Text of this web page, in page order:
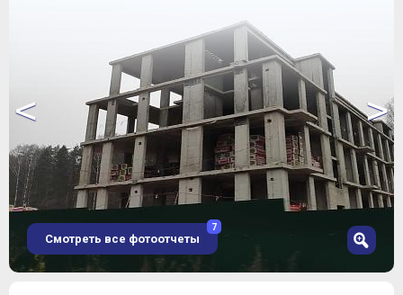
На стандартных этажах расположено по 10-11 квартир.
Многовато? Пожалуй, да. Но, принимая во внимание
малоэтажность жилых корпусов, можно
предположить, что особых неудобств это
обстоятельство не принесет. К тому же, в каждом
доме присутствует лифт, которым будут регулярно
пользоваться уж точно не все жители «Бартона».
< >
Смотреть все фотоотчеты
7